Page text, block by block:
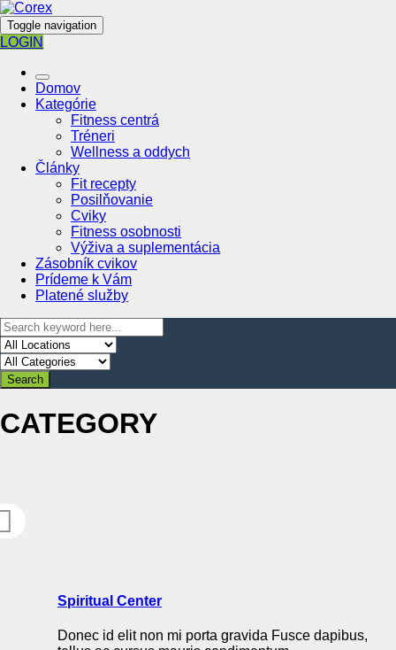
Toggle navigation
LOGIN
Domov
Kategórie
Fitness centrá
Tréneri
Wellness a oddych
Články
Fit recepty
Posilňovanie
Cviky
Fitness osobnosti
Výživa a suplementácia
Zásobník cvikov
Prídeme k Vám
Platené služby
CATEGORY
Spiritual Center
Donec id elit non mi porta gravida Fusce dapibus,